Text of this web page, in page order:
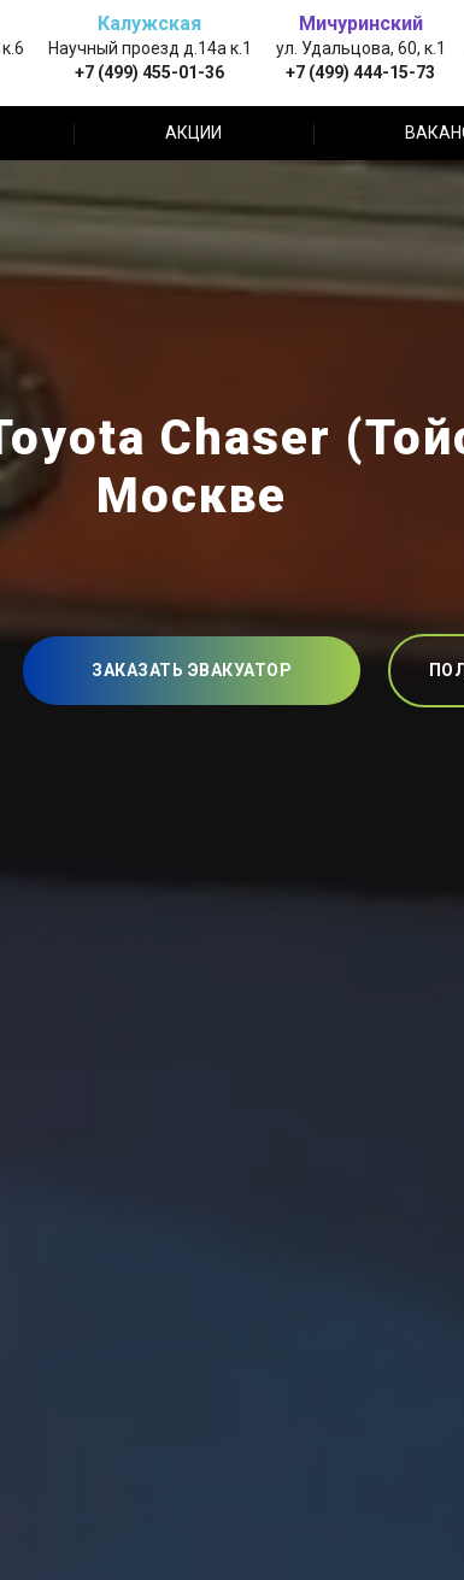
Калужская
Научный проезд д.14а к.1
+7 (499) 455-01-36
Мичуринский
ул. Удальцова, 60, к.1
+7 (499) 444-15-73
АКЦИИ
Chaser
Москве
ЗАКАЗАТЬ ЭВАКУАТОР